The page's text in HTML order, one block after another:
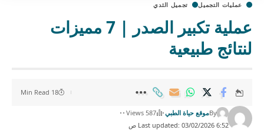
عمليات التجميل تجميل الثدي
عملية تكبير الصدر | 7 مميزات
لنتائج طبيعية
Last updated: 03/02/2026 6:52 ص
Byموقع حياة الطبي 587 Views
18 Min Read